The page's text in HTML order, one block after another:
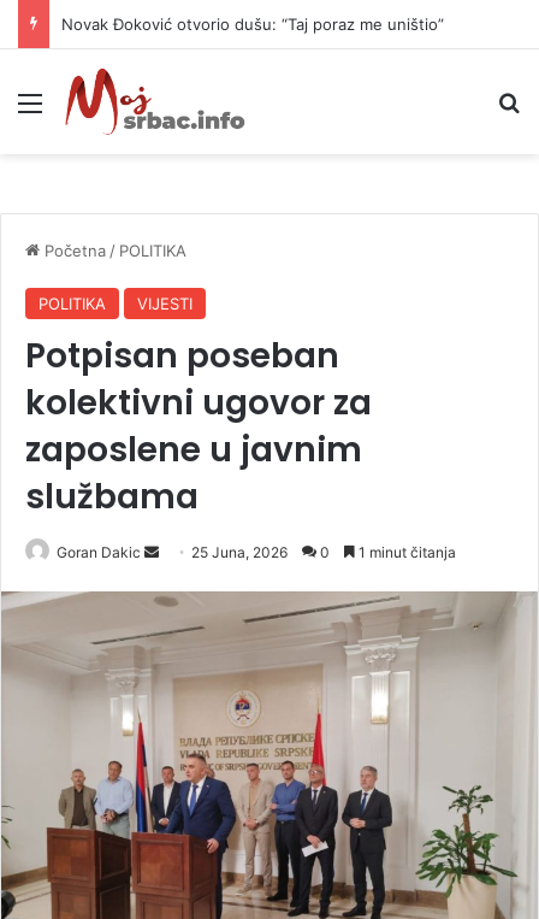
Novak Đoković otvorio dušu: “Taj poraz me uništio”
Meni
Početna / POLITIKA
POLITIKA VIJESTI
Potpisan poseban
kolektivni ugovor za
zaposlene u javnim
službama
Goran Dakic
n
d
a
a
l
25 Juna, 2026 0 1 minut čitanja